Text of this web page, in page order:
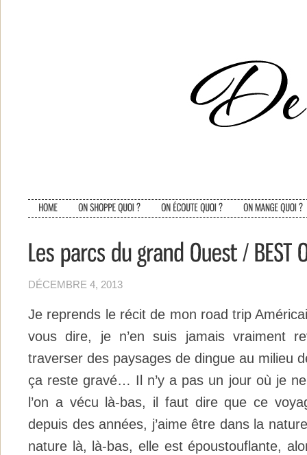
DÉCEMBRE 4, 2013
Je reprends le récit de mon road trip
vous dire, je n’en suis jamais vraiment
traverser des paysages de dingue au milieu
ça reste gravé… Il n’y a pas un jour où je
l’on a vécu là-bas, il faut dire que ce
depuis des années, j’aime être dans la
nature là, là-bas, elle est époustouflante,